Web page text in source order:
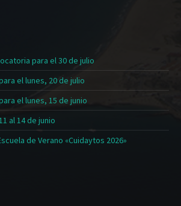
para el 30 de julio
el lunes, 20 de julio
el lunes, 15 de junio
al 14 de junio
de Verano «Cuidaytos 2026»